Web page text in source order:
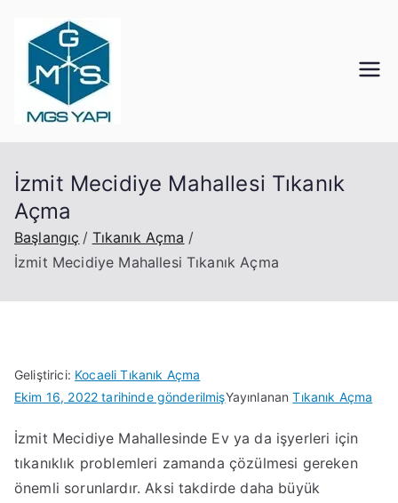
İzmit Mecidiye Mahallesi Tıkanık
Açma
Başlangıç
Tıkanık Açma
İzmit Mecidiye Mahallesi Tıkanık Açma
Geliştirici: Kocaeli Tıkanık Açma
Ekim 16, 2022 tarihinde gönderilmişYayınlananTıkanık Açma
İzmit Mecidiye Mahallesinde Ev ya da işyerleri için
tıkanıklık problemleri zamanda çözülmesi gereken
önemli sorunlardır. Aksi takdirde daha büyük